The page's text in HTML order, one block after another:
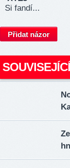
Si fandí...
Přidat názor